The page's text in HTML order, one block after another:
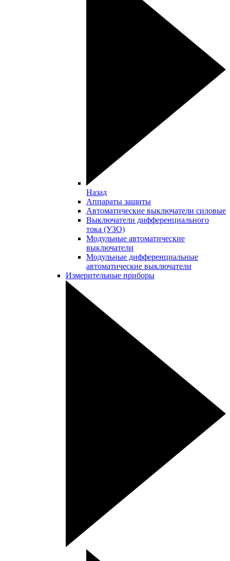
Назад
Аппараты защиты
Автоматические выключатели силовые
Выключатели дифференциального
тока (УЗО)
Модульные автоматические
выключатели
Модульные дифференциальные
автоматические выключатели
Измерительные приборы